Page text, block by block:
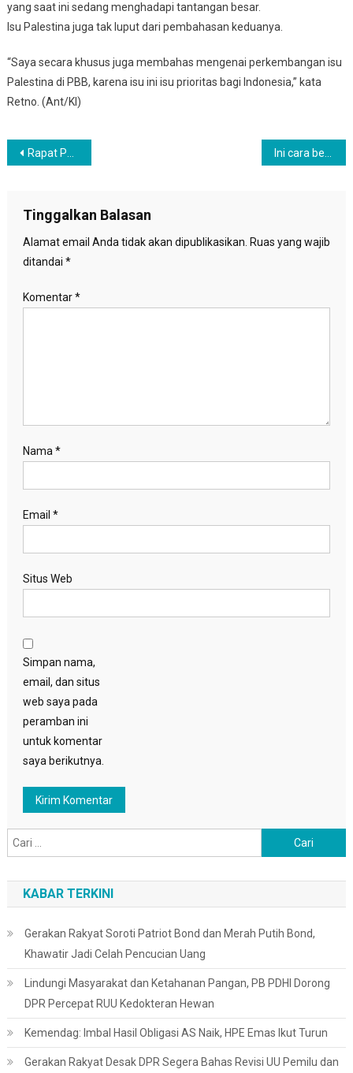
yang saat ini sedang menghadapi tantangan besar.
Isu Palestina juga tak luput dari pembahasan keduanya.
“Saya secara khusus juga membahas mengenai perkembangan isu
Palestina di PBB, karena isu ini isu prioritas bagi Indonesia,” kata
Retno. (Ant/KI)
Navigasi
Rapat Paripurna DPR sepakati tunda pengesahan RUU Pemasyarakatan
Tinggalkan Balasan
Alamat email Anda tidak akan dipublikasikan. Ruas yang wajib
ditandai *
Komentar*
Nama *
Email *
Situs Web
Simpan nama,
email, dan situs
web saya pada
peramban ini
untuk komentar
saya berikutnya.
untuk:
KABAR TERKINI
Gerakan Rakyat Soroti Patriot Bond dan Merah Putih Bond,
Khawatir Jadi Celah Pencucian Uang
Lindungi Masyarakat dan Ketahanan Pangan, PB PDHI Dorong
DPR Percepat RUU Kedokteran Hewan
Kemendag: Imbal Hasil Obligasi AS Naik, HPE Emas Ikut Turun
Gerakan Rakyat Desak DPR Segera Bahas Revisi UU Pemilu dan